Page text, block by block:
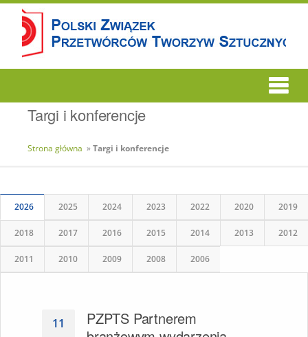
Targi i konferencje
Strona główna »Targi i konferencje
2026 2025 2024 2023 2022 2020 2019
2018 2017 2016 2015 2014 2013 2012
2011 2010 2009 2008 2006
11
PZPTS Partnerem